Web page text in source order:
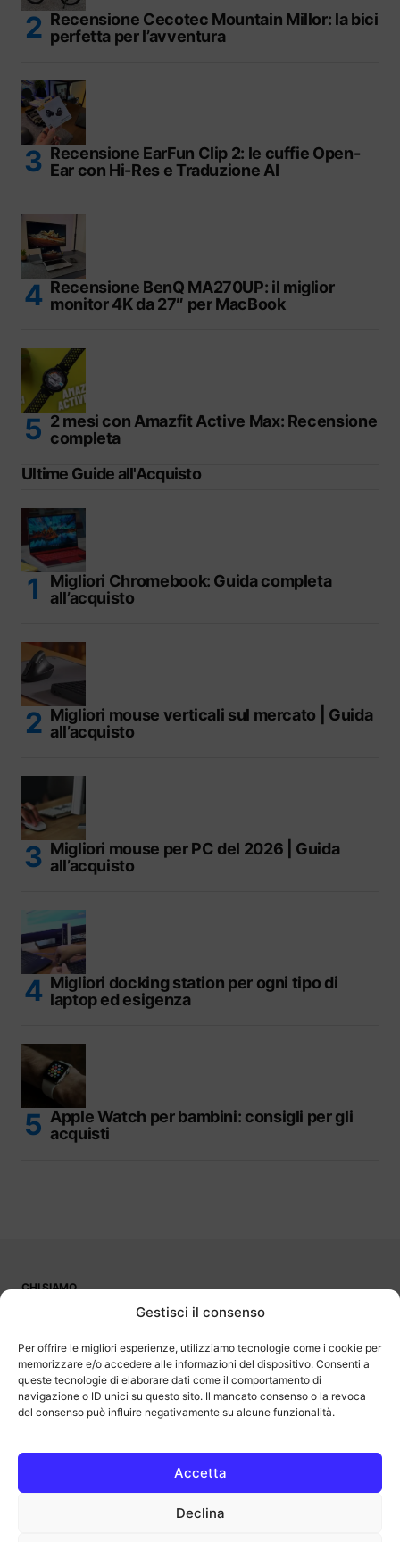
Gestisci il consenso
Per offrire le migliori esperienze, utilizziamo tecnologie come i cookie per
memorizzare e/o accedere alle informazioni del dispositivo. Consenti a
queste tecnologie di elaborare dati come il comportamento di
navigazione o ID unici su questo sito. Il mancato consenso o la revoca
del consenso può influire negativamente su alcune funzionalità.
Accetta
Declina
Recensione Cecotec Mountain Millor: la bici
perfetta per l’avventura
Recensione EarFun Clip 2: le cuffie Open-
Ear con Hi-Res e Traduzione AI
Recensione BenQ MA270UP: il miglior
monitor 4K da 27″ per MacBook
2 mesi con Amazfit Active Max: Recensione
completa
Ultime Guide all'Acquisto
Migliori Chromebook: Guida completa
all’acquisto
Migliori mouse verticali sul mercato | Guida
all’acquisto
Migliori mouse per PC del 2026 | Guida
all’acquisto
Migliori docking station per ogni tipo di
laptop ed esigenza
Apple Watch per bambini: consigli per gli
acquisti
CHI SIAMO
OutOfBit
programma di affiliazione che consente ai siti di percepire una
commissione pubblicitaria pubblicizzando e fornendo link al sito
Amazon.it. Amazon e il logo Amazon sono marchi registrati di
Amazon.com, Inc. o delle sue affiliate.
COPYRIGHT © 2013-2025 OUTOFBIT P.IVA 04140830243, TUTTI I